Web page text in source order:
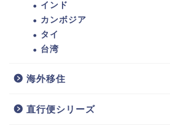
インド
カンボジア
タイ
台湾
海外移住
直行便シリーズ